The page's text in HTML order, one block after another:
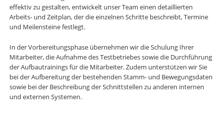
effektiv zu gestalten, entwickelt unser Team einen detaillierten
Arbeits- und Zeitplan, der die einzelnen Schritte beschreibt, Termine
und Meilensteine festlegt.
In der Vorbereitungsphase übernehmen wir die Schulung Ihrer
Mitarbeiter, die Aufnahme des Testbetriebes sowie die Durchführung
der Aufbautrainings für die Mitarbeiter. Zudem unterstützen wir Sie
bei der Aufbereitung der bestehenden Stamm- und Bewegungsdaten
sowie bei der Beschreibung der Schnittstellen zu anderen internen
und externen Systemen.